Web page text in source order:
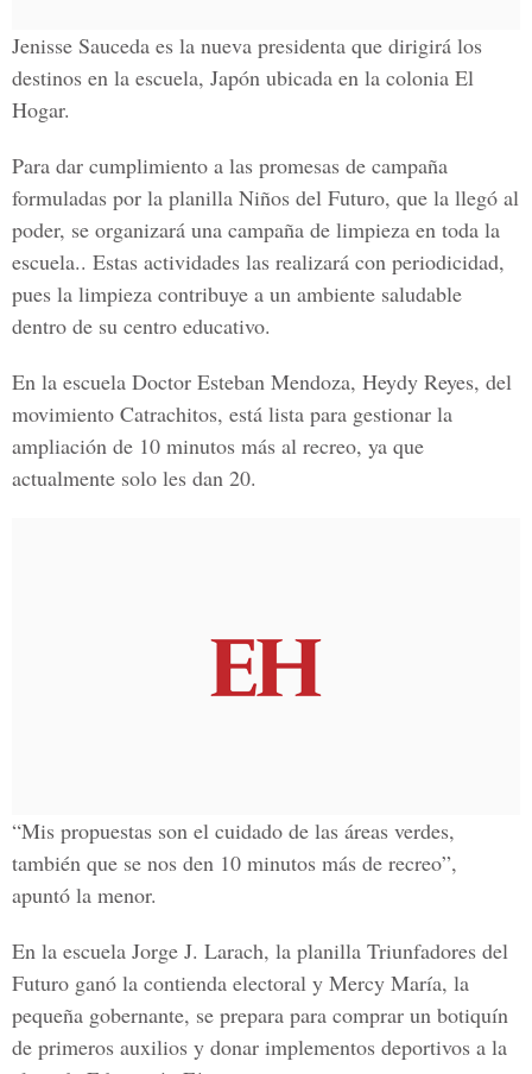
Jenisse Sauceda es la nueva presidenta que dirigirá los
destinos en la escuela, Japón ubicada en la colonia El
Hogar.
Para dar cumplimiento a las promesas de campaña
formuladas por la planilla Niños del Futuro, que la llegó al
poder, se organizará una campaña de limpieza en toda la
escuela.. Estas actividades las realizará con periodicidad,
pues la limpieza contribuye a un ambiente saludable
dentro de su centro educativo.
En la escuela Doctor Esteban Mendoza, Heydy Reyes, del
movimiento Catrachitos, está lista para gestionar la
ampliación de 10 minutos más al recreo, ya que
actualmente solo les dan 20.
“Mis propuestas son el cuidado de las áreas verdes,
también que se nos den 10 minutos más de recreo”,
apuntó la menor.
En la escuela Jorge J. Larach, la planilla Triunfadores del
Futuro ganó la contienda electoral y Mercy María, la
pequeña gobernante, se prepara para comprar un botiquín
de primeros auxilios y donar implementos deportivos a la